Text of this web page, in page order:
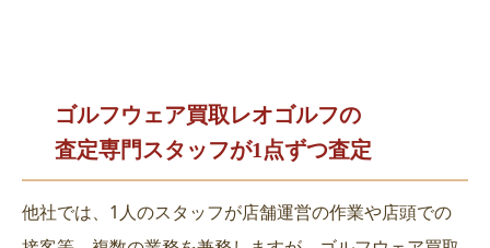
ゴルフウェア買取レオゴルフの
査定専門スタッフが1点ずつ査定
他社では、1人のスタッフが店舗運営の作業や店頭での